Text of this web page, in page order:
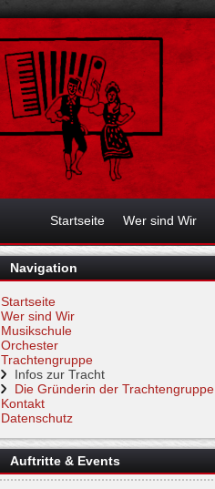
Startseite Wer sind Wir
Navigation
Startseite
Wer sind Wir
Musikschule
Orchester
Trachtengruppe
Infos zur Tracht
Die Gründerin der Trachtengruppe
Kontakt
Datenschutz
Auftritte & Events